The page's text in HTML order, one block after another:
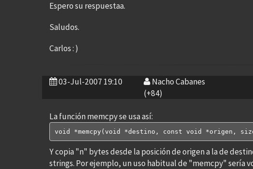
Espero su respuestaa.
Saludos.
Carlos : )
03-Jul-2007 19:10
Nacho Cabanes
(+84)
La función memcpy se usa así:
void *memcpy(void *destino, const void *origen,
Y copia "n" bytes desde la posición de origen a la de
strings. Por ejemplo, un uso habitual de "memcpy" sería